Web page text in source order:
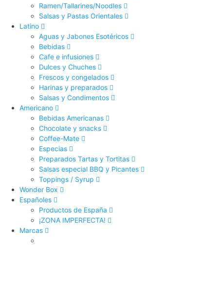
Ramen/Tallarines/Noodles
Salsas y Pastas Orientales
Latino
Aguas y Jabones Esotéricos
Bebidas
Cafe e infusiones
Dulces y Chuches
Frescos y congelados
Harinas y preparados
Salsas y Condimentos
Americano
Bebidas Americanas
Chocolate y snacks
Coffee-Mate
Especias
Preparados Tartas y Tortitas
Salsas especial BBQ y Picantes
Toppings / Syrup
Wonder Box
Españoles
Productos de España
¡ZONA IMPERFECTA!
Marcas